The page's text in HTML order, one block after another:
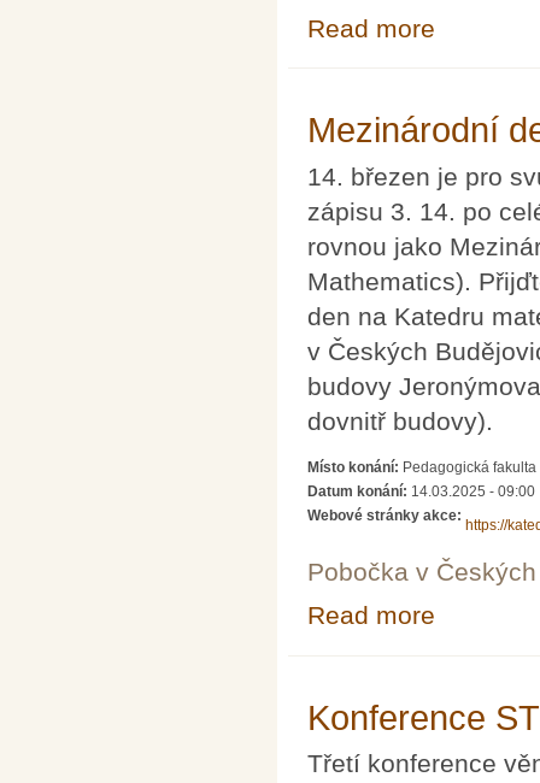
Read more
Mezinárodní
14. březen je pro
zápisu 3. 14. po
rovnou jako
Mathematics).
den na Katedru
v Českých
budovy
dovnitř budovy).
Místo konání: Pedagogická
Datum konání: 14.03.2025 - 09:00
Webové stránky akce:
https://
Pobočka v
Read more
Konference
Třetí konference